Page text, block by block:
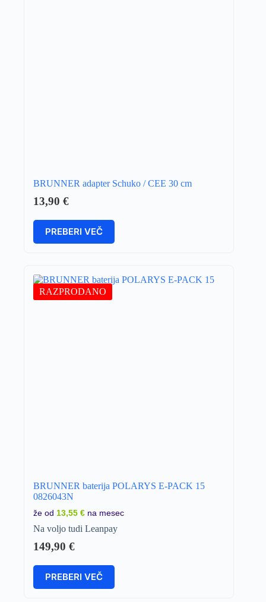
BRUNNER adapter Schuko / CEE 30 cm
13,90 €
PREBERI VEČ
RAZPRODANO
BRUNNER baterija POLARYS E-PACK 15
0826043N
že od 13,55 € na mesec
Na voljo tudi Leanpay
149,90 €
PREBERI VEČ